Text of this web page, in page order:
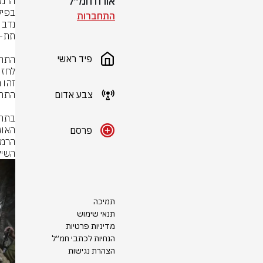
התחברות
פיד ראשי
צבע אדום
פרסם
תמיכה
תנאי שימוש
מדיניות פרטיות
הנחיות לכתבי חמ״ל
הצהרת נגישות